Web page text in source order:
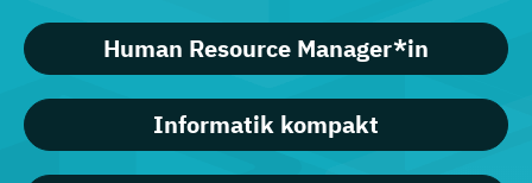
Human Resource Manager*in
Informatik kompakt